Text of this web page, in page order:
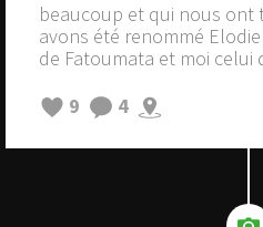
beaucoup et qui nous ont
avons été renommé
de Fatoumata et moi celui
9
4